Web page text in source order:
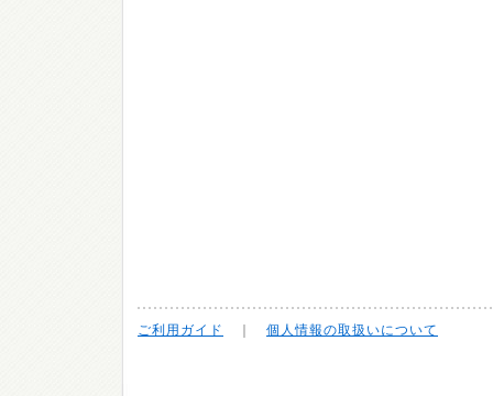
ご利用ガイド 個人情報の取扱いについて